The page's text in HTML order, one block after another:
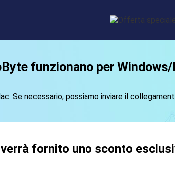
funzionano per
Se necessario, possiamo inviare il
fornito uno sconto